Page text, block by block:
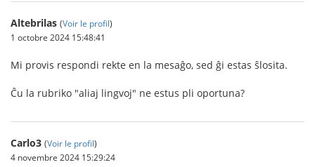
Altebrilas (Voir le profil)
1 octobre 2024 15:48:41
Mi provis respondi rekte en la mesaĝo, sed ĝi estas ŝlosita.
Ĉu la rubriko "aliaj lingvoj" ne estus pli oportuna?
Carlo3 (Voir le profil)
4 novembre 2024 15:29:24